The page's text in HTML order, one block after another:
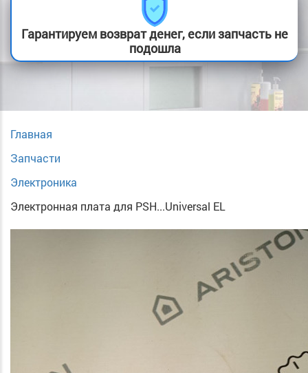
Гарантируем возврат денег, если запчасть не
подошла
Главная
Запчасти
Электроника
Электронная плата для PSH...Universal EL